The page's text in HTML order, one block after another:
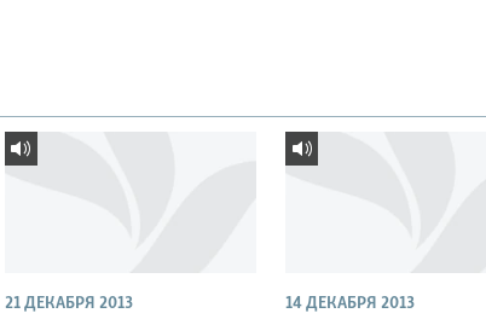
21 ДЕКАБРЯ 2013 14 ДЕКАБРЯ 2013